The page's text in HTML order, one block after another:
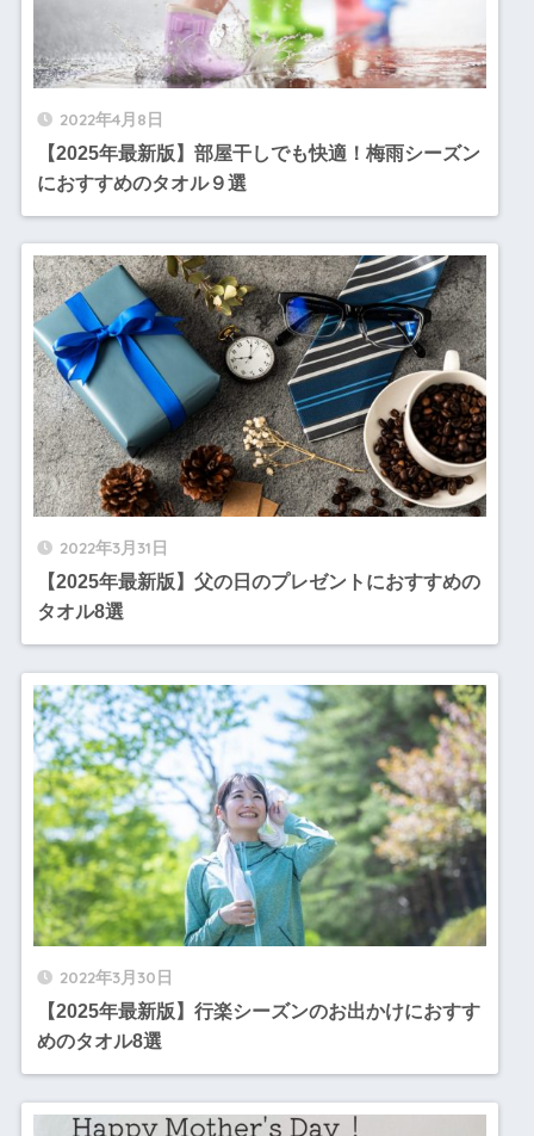
2022年4月8日
【2025年最新版】部屋干しでも快適！梅雨シーズン
におすすめのタオル９選
2022年3月31日
【2025年最新版】父の日のプレゼントにおすすめの
タオル8選
2022年3月30日
【2025年最新版】行楽シーズンのお出かけにおすす
めのタオル8選